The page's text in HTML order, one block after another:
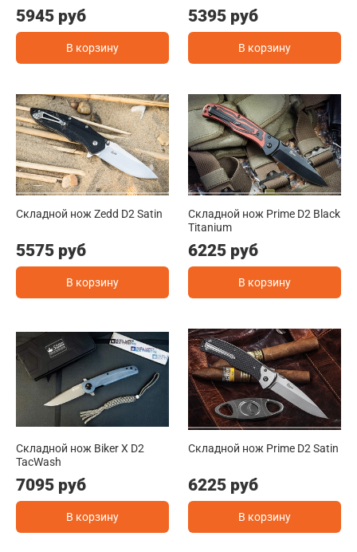
5945 руб
В корзину
5395 руб
В корзину
Складной нож Zedd D2 Satin
5575 руб
В корзину
Складной нож Prime D2 Black
Titanium
6225 руб
В корзину
Складной нож Biker X D2
TacWash
7095 руб
В корзину
Складной нож Prime D2 Satin
6225 руб
В корзину